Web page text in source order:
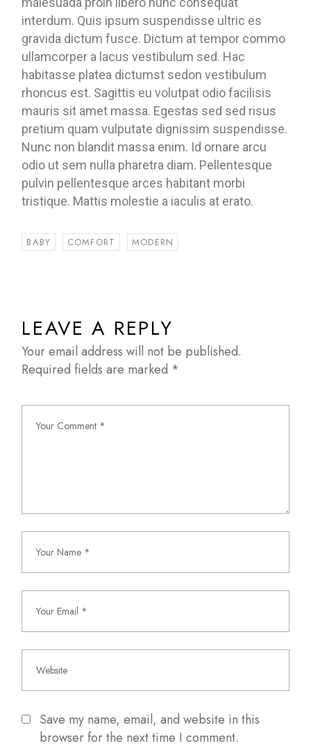
interdum. Quis ipsum suspendisse ultric es
gravida dictum fusce. Dictum at tempor commo
ullamcorper a lacus vestibulum sed. Hac
habitasse platea dictumst sedon vestibulum
rhoncus est. Sagittis eu volutpat odio facilisis
mauris sit amet massa. Egestas sed sed risus
pretium quam vulputate dignissim suspendisse.
Nunc non blandit massa enim. Id ornare arcu
odio ut sem nulla pharetra diam. Pellentesque
pulvin pellentesque arces habitant morbi
tristique. Mattis molestie a iaculis at erato.
BABY COMFORT MODERN
LEAVE A REPLY
Your email address will not be published.
Required fields are marked *
Save my name, email, and website in this
browser for the next time I comment.